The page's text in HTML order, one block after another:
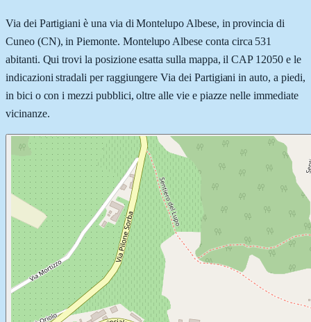
Via dei Partigiani è una via di Montelupo Albese, in provincia di
Cuneo (CN), in Piemonte. Montelupo Albese conta circa 531
abitanti. Qui trovi la posizione esatta sulla mappa, il CAP 12050 e le
indicazioni stradali per raggiungere Via dei Partigiani in auto, a piedi,
in bici o con i mezzi pubblici, oltre alle vie e piazze nelle immediate
vicinanze.